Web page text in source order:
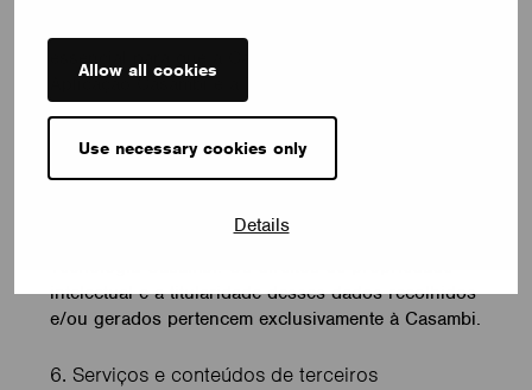
Allow all cookies
Use necessary cookies only
Details
serviços que fazem parte da Tecnologia Casambi, é
essencial para que a Casambi desenvolva a
efeitos das nossas operações comerciais. A
Casambi tem o direito de recolher e gerar tais
dados e estatísticas anónimos a partir de dados
Casambi, dos Serviços e de quaisquer outros
produtos e/ou serviços que fazem parte da
intelectual e a titularidade desses dados recolhidos
e/ou gerados pertencem exclusivamente à Casambi.
6. Serviços e conteúdos de terceiros